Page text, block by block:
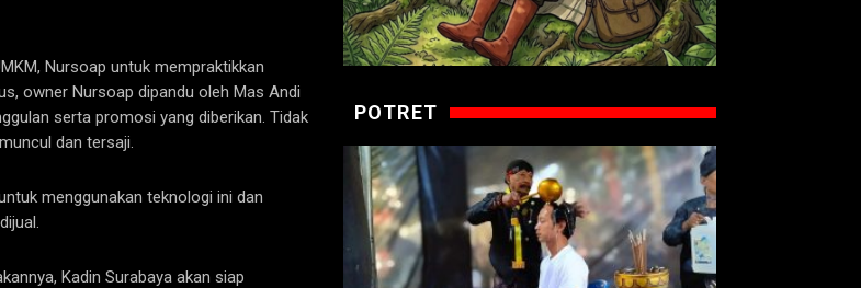
Nursoap untuk mempraktikkan
owner Nursoap dipandu oleh Mas Andi
serta promosi yang diberikan. Tidak
dan tersaji.
menggunakan teknologi ini dan
Kadin Surabaya akan siap
POTRET